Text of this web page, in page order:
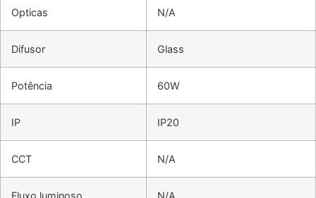
Opticas N/A
Difusor Glass
Potência 60W
IP IP20
CCT N/A
Fluxo luminoso N/A